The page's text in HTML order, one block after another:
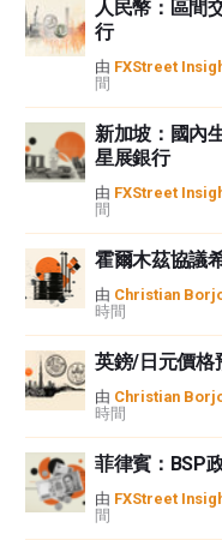
性不作任何陳述。FXStreet和
或損害由此資訊及其顯示或使
FXStreet並非註冊投資顧問，
人民幣：區間
行
由 FXStreet
間
新加坡：國內
星展銀行
由 FXStreet
間
霍爾木茲協議
由 Christian
時間
英鎊/日元價格
由 Christian
時間
菲律賓：BSP
由 FXStreet
間